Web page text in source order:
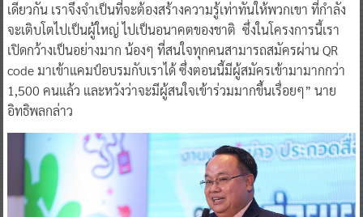
เดียวกัน เราจึงจำเป็นที่จะต้องสร้างความรู้เท่าทันให้พวกเขา ที่กำลัง
จะเติบโตไปเป็นผู้ใหญ่ ไปเป็นอนาคตของชาติ ซึ่งในโครงการนี้เรา
เปิดกว้างเป็นอย่างมาก น้องๆ ที่สนใจทุกคนสามารถสมัครผ่าน QR
code มาเข้าแคมป์อบรมกับเราได้ ซึ่งตอนนี้มีผู้สมัครเข้ามามากกว่า
1,500 คนแล้ว และหวังว่าจะมีผู้สนใจเข้าร่วมมากขึ้นเรื่อยๆ” นาย
อิทธิพลกล่าว